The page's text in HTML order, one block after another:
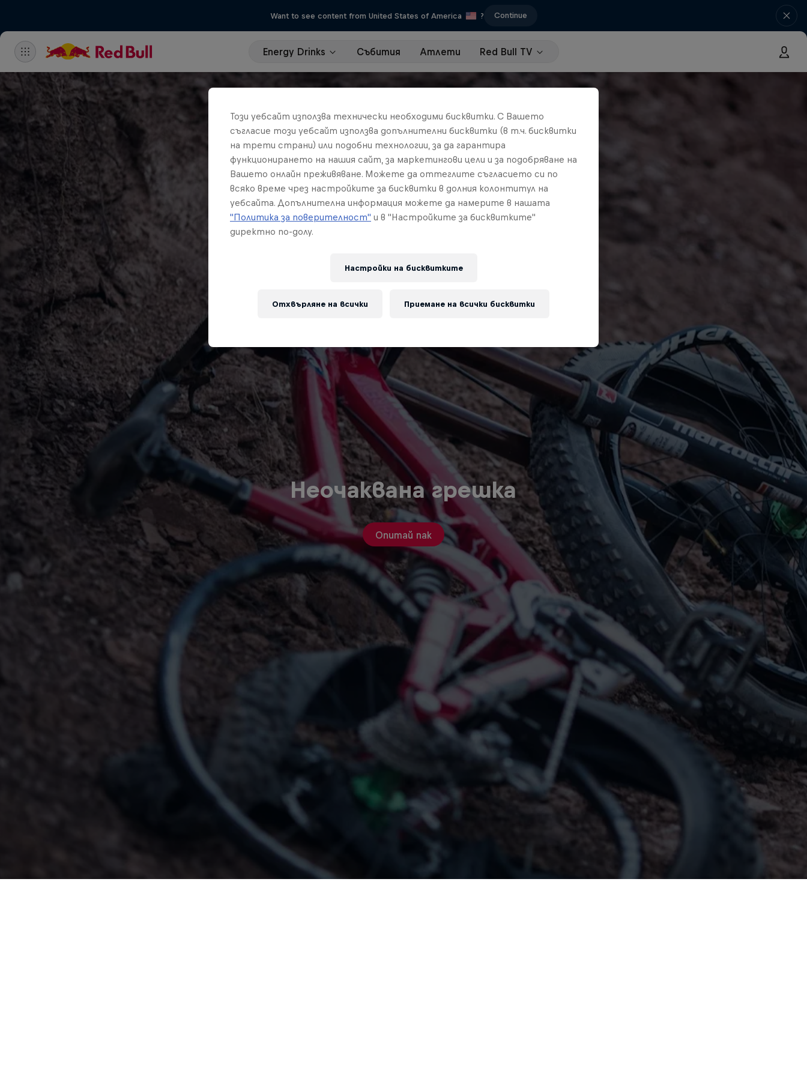
Want to see content from United States of America ? Continue
Energy Drinks Събития Атлети Red Bull TV
Неочаквана грешка
Опитай пак
Този уебсайт използва технически необходими бисквитки. С Вашето
съгласие този уебсайт използва допълнителни бисквитки (в т.ч. бисквитки
на трети страни) или подобни технологии, за да гарантира
функционирането на нашия сайт, за маркетингови цели и за подобряване на
Вашето онлайн преживяване. Можете да оттеглите съгласието си по
всяко време чрез настройките за бисквитки в долния колонтитул на
уебсайта. Допълнителна информация можете да намерите в нашата
"Политика за поверителност" и в "Настройките за бисквитките"
директно по-долу.
Настройки на бисквитките
Отхвърляне на всички Приемане на всички бисквитки